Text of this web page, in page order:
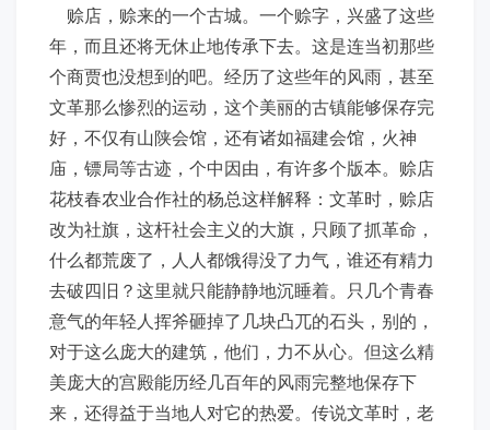
赊店，赊来的一个古城。一个赊字，兴盛了这些
年，而且还将无休止地传承下去。这是连当初那些
个商贾也没想到的吧。经历了这些年的风雨，甚至
文革那么惨烈的运动，这个美丽的古镇能够保存完
好，不仅有山陕会馆，还有诸如福建会馆，火神
庙，镖局等古迹，个中因由，有许多个版本。赊店
花枝春农业合作社的杨总这样解释：文革时，赊店
改为社旗，这杆社会主义的大旗，只顾了抓革命，
什么都荒废了，人人都饿得没了力气，谁还有精力
去破四旧？这里就只能静静地沉睡着。只几个青春
意气的年轻人挥斧砸掉了几块凸兀的石头，别的，
对于这么庞大的建筑，他们，力不从心。但这么精
美庞大的宫殿能历经几百年的风雨完整地保存下
来，还得益于当地人对它的热爱。传说文革时，老